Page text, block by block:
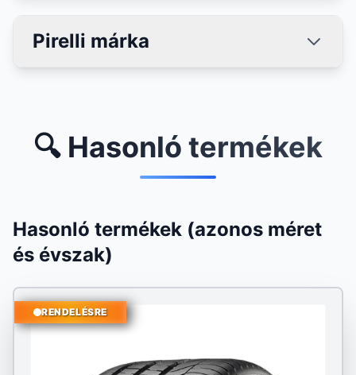
Pirelli márka
🔍 Hasonló termékek
Hasonló termékek (azonos méret
és évszak)
RENDELÉSRE